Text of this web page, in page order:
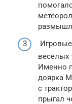
веселых
Именно
доярка
с
прыгал